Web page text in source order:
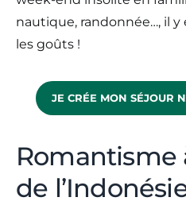
nautique, randonnée…, il
les goûts !
JE CRÉE MON SÉJOUR
Romantisme
de